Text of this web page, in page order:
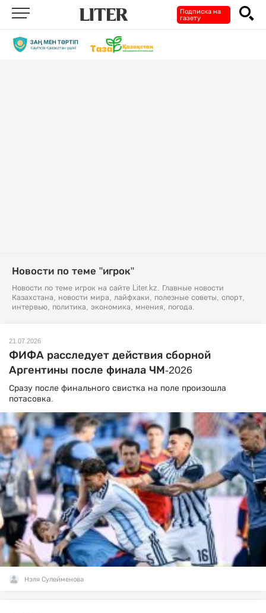
Подписка на
газету
Новости по теме "игрок"
Новости по теме игрок на сайте Liter.kz. Главные новости
Казахстана, новости мира, лайфхаки, полезные советы, спорт,
интервью, политика, экономика, мнения, погода.
21.07.2026
ФИФА расследует действия сборной
Аргентины после финала ЧМ-2026
Сразу после финального свистка на поле произошла
потасовка.
Нэля Сулейменова